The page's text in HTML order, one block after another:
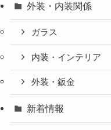
外装・内装関係
ガラス
内装・インテリア
外装・鈑金
新着情報